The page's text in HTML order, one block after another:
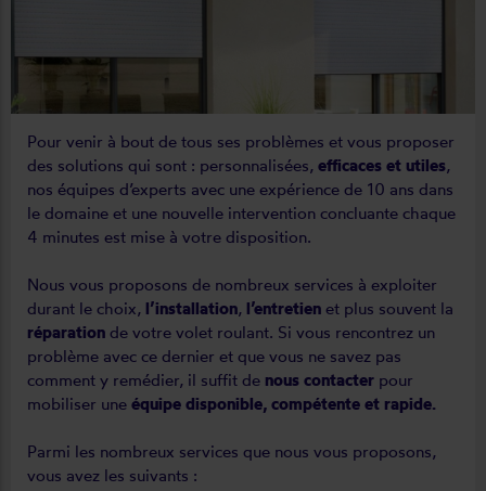
Pour venir à bout de tous ses problèmes et vous proposer
des solutions qui sont : personnalisées, efficaces et utiles,
nos équipes d’experts avec une expérience de 10 ans dans
le domaine et une nouvelle intervention concluante chaque
4 minutes est mise à votre disposition.
Nous vous proposons de nombreux services à exploiter
durant le choix, l’installation, l’entretien et plus souvent la
réparation de votre volet roulant. Si vous rencontrez un
problème avec ce dernier et que vous ne savez pas
comment y remédier, il suffit de nous contacter pour
mobiliser une équipe disponible, compétente et rapide.
Parmi les nombreux services que nous vous proposons,
vous avez les suivants :